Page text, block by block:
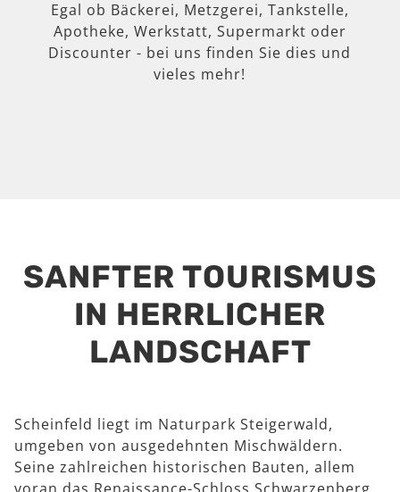
Egal ob Bäckerei, Metzgerei, Tankstelle,
Apotheke, Werkstatt, Supermarkt oder
Discounter - bei uns finden Sie dies und
vieles mehr!
SANFTER TOURISMUS
IN HERRLICHER
LANDSCHAFT
Scheinfeld liegt im Naturpark Steigerwald,
umgeben von ausgedehnten Mischwäldern.
Seine zahlreichen historischen Bauten, allem